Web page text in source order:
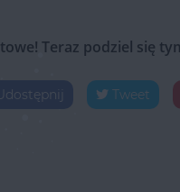
Teraz podziel się
Tweet